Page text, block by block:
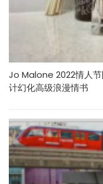
Jo Malone 2022情人
计幻化高级浪漫情书